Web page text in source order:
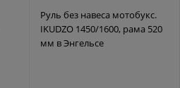
Руль без навеса мотобукс.
IKUDZO 1450/1600, рама 520
мм в Энгельсе